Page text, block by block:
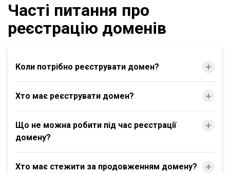
Часті питання про
реєстрацію доменів
Коли потрібно реєструвати домен?
Хто має реєструвати домен?
Що не можна робити під час реєстрації
домену?
Хто має стежити за продовженням домену?